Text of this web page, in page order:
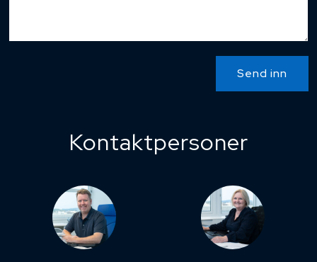
Send inn
Kontaktpersoner